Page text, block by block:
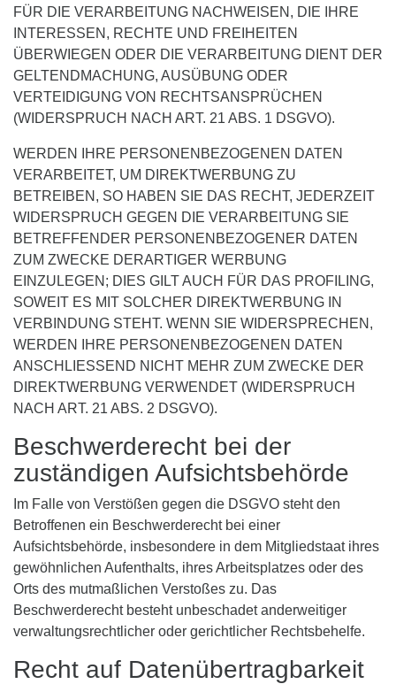
FÜR DIE VERARBEITUNG NACHWEISEN, DIE IHRE
INTERESSEN, RECHTE UND FREIHEITEN
ÜBERWIEGEN ODER DIE VERARBEITUNG DIENT DER
GELTENDMACHUNG, AUSÜBUNG ODER
VERTEIDIGUNG VON RECHTSANSPRÜCHEN
(WIDERSPRUCH NACH ART. 21 ABS. 1 DSGVO).
WERDEN IHRE PERSONENBEZOGENEN DATEN
VERARBEITET, UM DIREKTWERBUNG ZU
BETREIBEN, SO HABEN SIE DAS RECHT, JEDERZEIT
WIDERSPRUCH GEGEN DIE VERARBEITUNG SIE
BETREFFENDER PERSONENBEZOGENER DATEN
ZUM ZWECKE DERARTIGER WERBUNG
EINZULEGEN; DIES GILT AUCH FÜR DAS PROFILING,
SOWEIT ES MIT SOLCHER DIREKTWERBUNG IN
VERBINDUNG STEHT. WENN SIE WIDERSPRECHEN,
WERDEN IHRE PERSONENBEZOGENEN DATEN
ANSCHLIESSEND NICHT MEHR ZUM ZWECKE DER
DIREKTWERBUNG VERWENDET (WIDERSPRUCH
NACH ART. 21 ABS. 2 DSGVO).
Beschwerde­recht bei der
zuständigen Aufsichts­behörde
Im Falle von Verstößen gegen die DSGVO steht den
Betroffenen ein Beschwerderecht bei einer
Aufsichtsbehörde, insbesondere in dem Mitgliedstaat ihres
gewöhnlichen Aufenthalts, ihres Arbeitsplatzes oder des
Orts des mutmaßlichen Verstoßes zu. Das
Beschwerderecht besteht unbeschadet anderweitiger
verwaltungsrechtlicher oder gerichtlicher Rechtsbehelfe.
Recht auf Daten­übertrag­barkeit